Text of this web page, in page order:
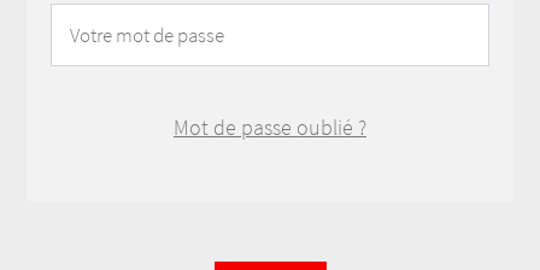
Mot de passe oublié ?